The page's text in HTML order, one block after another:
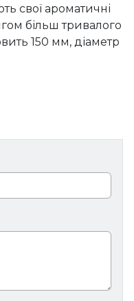
свої ароматичні
більш тривалого
150 мм, діаметр